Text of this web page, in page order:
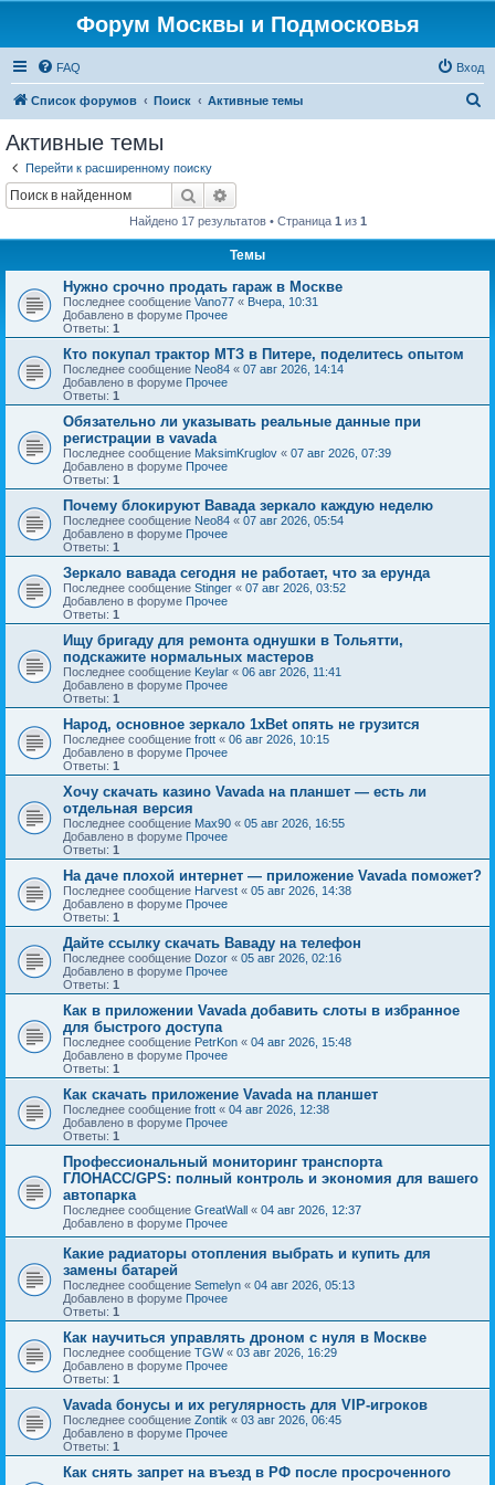
Форум Москвы и Подмосковья
FAQ Вход
Список форумов Поиск Активные темы
Активные темы
Перейти к расширенному поиску
Поиск
Найдено 17 результатов • Страница 1 из 1
Темы
Нужно срочно продать гараж в Москве
Последнее сообщение Vano77 « Вчера, 10:31
Добавлено в форуме Прочее
Ответы: 1
Кто покупал трактор МТЗ в Питере, поделитесь опытом
Последнее сообщение Neo84 « 07 авг 2026, 14:14
Добавлено в форуме Прочее
Ответы: 1
Обязательно ли указывать реальные данные при
регистрации в vavada
Последнее сообщение MaksimKruglov « 07 авг 2026, 07:39
Добавлено в форуме Прочее
Ответы: 1
Почему блокируют Вавада зеркало каждую неделю
Последнее сообщение Neo84 « 07 авг 2026, 05:54
Добавлено в форуме Прочее
Ответы: 1
Зеркало вавада сегодня не работает, что за ерунда
Последнее сообщение Stinger « 07 авг 2026, 03:52
Добавлено в форуме Прочее
Ответы: 1
Ищу бригаду для ремонта однушки в Тольятти,
подскажите нормальных мастеров
Последнее сообщение Keylar « 06 авг 2026, 11:41
Добавлено в форуме Прочее
Ответы: 1
Народ, основное зеркало 1xBet опять не грузится
Последнее сообщение frott « 06 авг 2026, 10:15
Добавлено в форуме Прочее
Ответы: 1
Хочу скачать казино Vavada на планшет — есть ли
отдельная версия
Последнее сообщение Max90 « 05 авг 2026, 16:55
Добавлено в форуме Прочее
Ответы: 1
На даче плохой интернет — приложение Vavada поможет?
Последнее сообщение Harvest « 05 авг 2026, 14:38
Добавлено в форуме Прочее
Ответы: 1
Дайте ссылку скачать Ваваду на телефон
Последнее сообщение Dozor « 05 авг 2026, 02:16
Добавлено в форуме Прочее
Ответы: 1
Как в приложении Vavada добавить слоты в избранное
для быстрого доступа
Последнее сообщение PetrKon « 04 авг 2026, 15:48
Добавлено в форуме Прочее
Ответы: 1
Как скачать приложение Vavada на планшет
Последнее сообщение frott « 04 авг 2026, 12:38
Добавлено в форуме Прочее
Ответы: 1
Профессиональный мониторинг транспорта
ГЛОНАСС/GPS: полный контроль и экономия для вашего
автопарка
Последнее сообщение GreatWall « 04 авг 2026, 12:37
Добавлено в форуме Прочее
Какие радиаторы отопления выбрать и купить для
замены батарей
Последнее сообщение Semelyn « 04 авг 2026, 05:13
Добавлено в форуме Прочее
Ответы: 1
Как научиться управлять дроном с нуля в Москве
Последнее сообщение TGW« 03 авг 2026, 16:29
Добавлено в форуме Прочее
Ответы: 1
Vavada бонусы и их регулярность для VIP-игроков
Последнее сообщение Zontik « 03 авг 2026, 06:45
Добавлено в форуме Прочее
Ответы: 1
Как снять запрет на въезд в РФ после просроченного